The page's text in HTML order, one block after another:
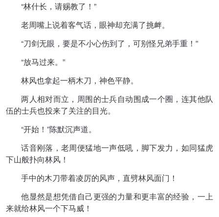
“林什长，请赐教了！”
老周嘴上说着客气话，眼神却充满了挑衅。
“刀剑无眼，要是不小心伤到了，可别怪兄弟手重！”
“放马过来。”
林风也拿起一柄木刀，神色平静。
两人相对而立，周围的士兵自动围成一个圈，连其他队
伍的士兵也投来了关注的目光。
“开始！”陈默沉声道。
话音刚落，老周便猛地一声低吼，脚下发力，如同猛虎
下山般扑向林风！
手中的木刀带着凌厉的风声，直劈林风面门！
他显然是想凭借自己更强的力量和更丰富的经验，一上
来就给林风一个下马威！